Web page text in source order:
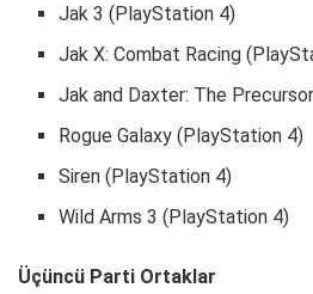
Jak 3 (PlayStation 4)
Jak X: Combat Racing
Jak and Daxter: The
Rogue Galaxy (PlayStation 4)
Siren (PlayStation 4)
Wild Arms 3 (PlayStation 4)
Üçüncü Parti Ortaklar